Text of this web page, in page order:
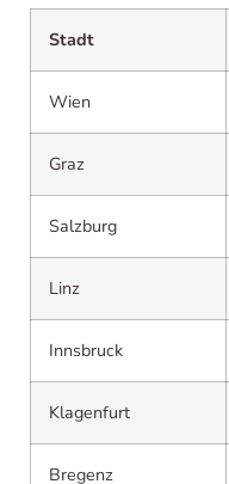
Stadt
Wien
Graz
Salzburg
Linz
Innsbruck
Klagenfurt
Bregenz